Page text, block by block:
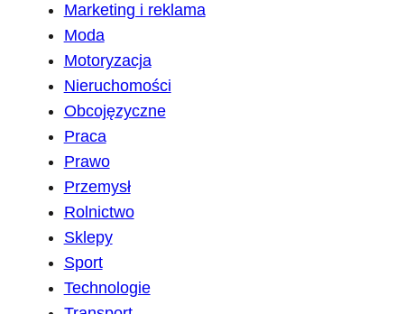
Marketing i reklama
Moda
Motoryzacja
Nieruchomości
Obcojęzyczne
Praca
Prawo
Przemysł
Rolnictwo
Sklepy
Sport
Technologie